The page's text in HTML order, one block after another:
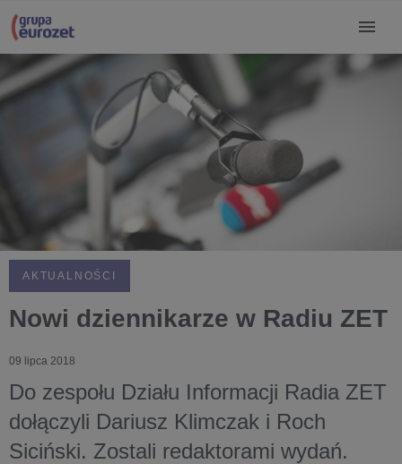
AKTUALNOŚCI
Nowi dziennikarze w Radiu ZET
09 lipca 2018
Do zespołu Działu Informacji Radia ZET
dołączyli Dariusz Klimczak i Roch
Siciński. Zostali redaktorami wydań.